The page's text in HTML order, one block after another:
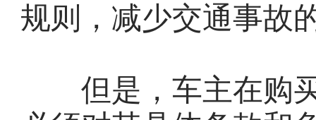
规则，减少交通事故
但是，车主在购买